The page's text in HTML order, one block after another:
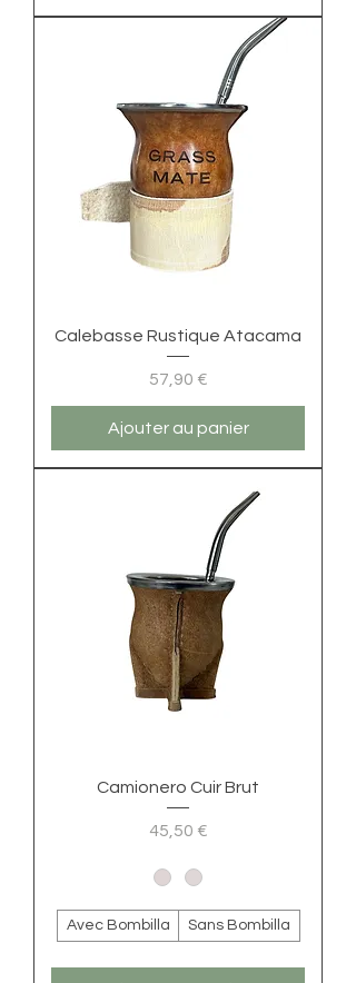
Calebasse Rustique Atacama
Prix
57,90 €
Ajouter au panier
Camionero Cuir Brut
Prix
45,50 €
Avec Bombilla Sans Bombilla